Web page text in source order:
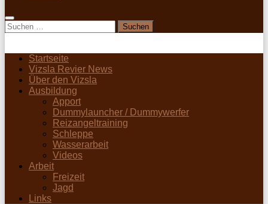
Suchen
nach:
Startseite
Vizsla Revier News
Über den Vizsla
Ausbildung
Apport
Dummylauncher / Dummywerfer
Reizangeltraining
Schleppe
Wasserarbeit
Videos
Arbeit
Freizeit
Jagd
Links